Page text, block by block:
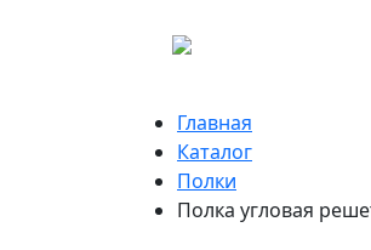
Главная
Каталог
Полки
Полка угловая